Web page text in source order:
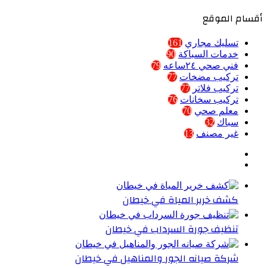
أقسام الموقع
تسليك مجاري 161
خدمات السباكة 90
فني صحي ٢٤ساعه
79
تركيب مضخات 77
تركيب فلاتر 77
تركيب سخانات 76
معلم صحي 70
سباك 32
غير مصنف 13
كشف خرير المياة في خيطان
تنظيف جورة السرداب في خيطان
شركة صيانه الجور والمناهيل في خيطان